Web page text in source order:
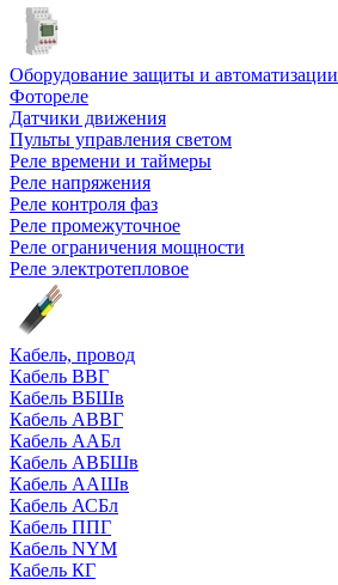
Оборудование защиты и автоматизации
Фотореле
Датчики движения
Пульты управления светом
Реле времени и таймеры
Реле напряжения
Реле контроля фаз
Реле промежуточное
Реле ограничения мощности
Реле электротепловое
Кабель, провод
Кабель ВВГ
Кабель ВБШв
Кабель АВВГ
Кабель ААБл
Кабель АВБШв
Кабель ААШв
Кабель АСБл
Кабель ППГ
Кабель NYM
Кабель КГ